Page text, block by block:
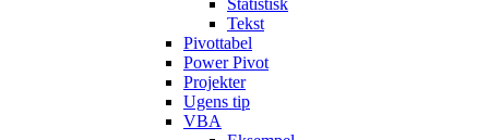
Tekst
Pivottabel
Power Pivot
Projekter
Ugens tip
VBA